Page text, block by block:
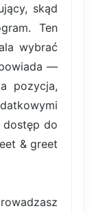
skąd
Ten
wybrać
—
pozycja,
dostęp do
& greet